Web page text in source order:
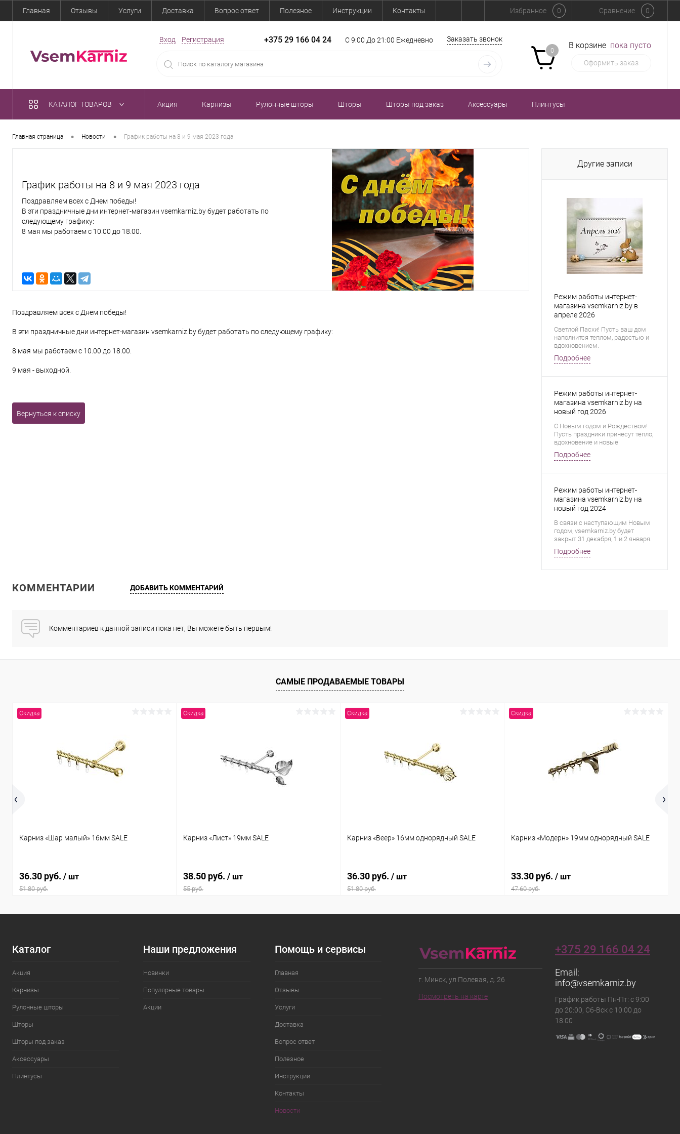
Главная Отзывы Услуги Доставка Вопрос ответ Полезное Инструкции Контакты Избранное 0 Сравнение 0
Вход Регистрация +375 29 166 04 24 С 9:00 До 21:00 Ежедневно Заказать звонок
0
В корзине пока пусто
Оформить заказ
КАТАЛОГ ТОВАРОВ Акция Карнизы Рулонные шторы Шторы Шторы под заказ Аксессуары Плинтусы
Главная страница • Новости • График работы на 8 и 9 мая 2023 года
График работы на 8 и 9 мая 2023 года
Поздравляем всех с Днем победы!
В эти праздничные дни интернет-магазин vsemkarniz.by будет работать по
следующему графику:
8 мая мы работаем с 10.00 до 18.00.
Поздравляем всех с Днем победы!
В эти праздничные дни интернет-магазин vsemkarniz.by будет работать по следующему графику:
8 мая мы работаем с 10.00 до 18.00.
9 мая - выходной.
Вернуться к списку
Другие записи
Режим работы интернет-
магазина vsemkarniz.by в
апреле 2026
Светлой Пасхи! Пусть ваш дом
наполнится теплом, радостью и
вдохновением.
Подробнее
Режим работы интернет-
магазина vsemkarniz.by на
новый год 2026
С Новым годом и Рождеством!
Пусть праздники принесут тепло,
вдохновение и новые
возможности. Спасибо, что
остаётесь с нами!
Подробнее
Режим работы интернет-
магазина vsemkarniz.by на
новый год 2024
В связи с наступающим Новым
годом, vsemkarniz.by будет
закрыт 31 декабря, 1 и 2 января.
Заказы принимаются через
телефон и корзину сайта. Мы
любые неудобства, которые это
Подробнее
КОММЕНТАРИИ ДОБАВИТЬ КОММЕНТАРИЙ
Комментариев к данной записи пока нет, Вы можете быть первым!
САМЫЕ ПРОДАВАЕМЫЕ ТОВАРЫ
Скидка
Карниз «Шар малый» 16мм SALE
36.30 руб. / шт
51.80 руб.
Скидка
Карниз «Лист» 19мм SALE
38.50 руб. / шт
55 руб.
Скидка
Карниз «Веер» 16мм однорядный SALE
36.30 руб. / шт
51.80 руб.
Скидка
Карниз «Модерн» 19мм однорядный SALE
33.30 руб. / шт
47.60 руб.
Каталог
Акция
Карнизы
Рулонные шторы
Шторы
Шторы под заказ
Аксессуары
Плинтусы
Наши предложения
Новинки
Популярные товары
Акции
Помощь и сервисы
Главная
Отзывы
Услуги
Доставка
Вопрос ответ
Полезное
Инструкции
Контакты
Новости
г. Минск, ул Полевая, д. 26
Посмотреть на карте
+375 29 166 04 24
Email:
info@vsemkarniz.by
График работы Пн-Пт: с 9:00
до 20:00, Сб-Вск с 10.00 до
18.00